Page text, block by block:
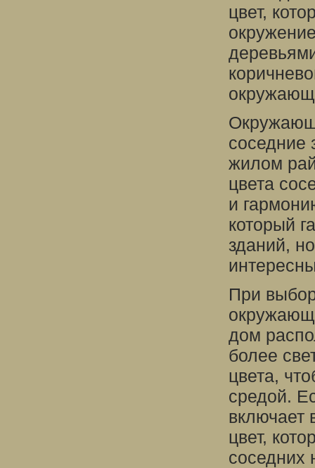
цвет,
соседние
жилом
цвета
и
который
зданий,
При
дом
более
цвета,
средой.
включает
цвет,
соседних